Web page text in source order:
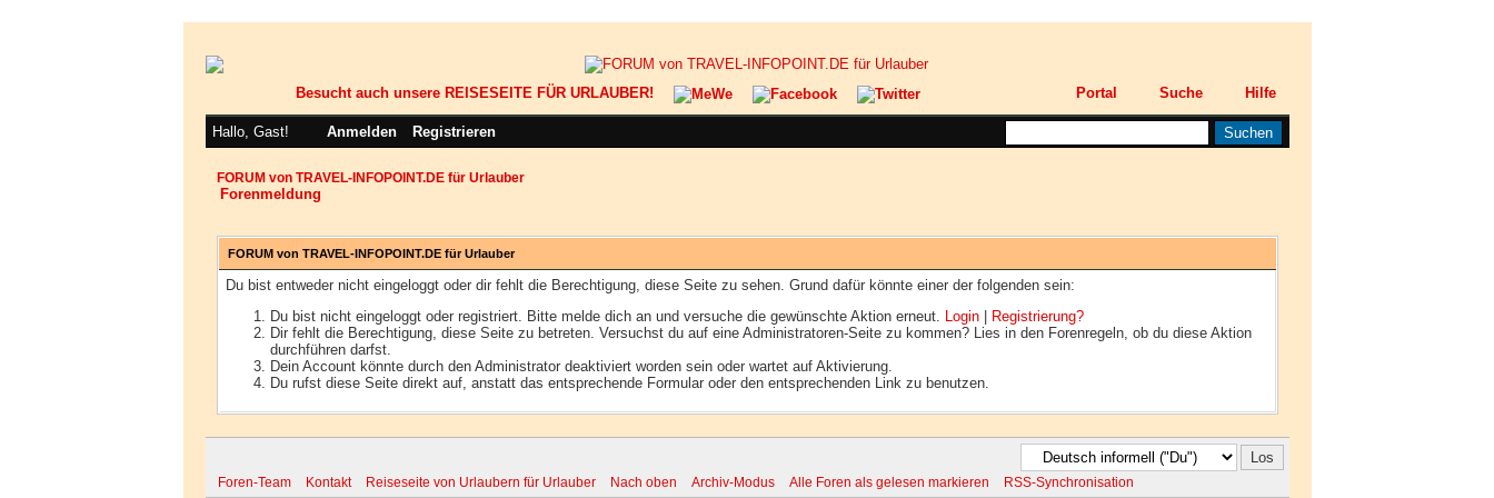
Besucht auch unsere REISESEITE FÜR URLAUBER! Portal Suche Hilfe
Hallo, Gast! Anmelden Registrieren
FORUM von TRAVEL-INFOPOINT.DE für Urlauber
Forenmeldung
FORUM von TRAVEL-INFOPOINT.DE für Urlauber
Du bist entweder nicht eingeloggt oder dir fehlt die Berechtigung, diese Seite zu sehen. Grund dafür könnte einer der folgenden sein:
Du bist nicht eingeloggt oder registriert. Bitte melde dich an und versuche die gewünschte Aktion erneut. Login| Registrierung?
Dir fehlt die Berechtigung, diese Seite zu betreten. Versuchst du auf eine Administratoren-Seite zu kommen? Lies in den Forenregeln, ob du diese Aktion
durchführen darfst.
Dein Account könnte durch den Administrator deaktiviert worden sein oder wartet auf Aktivierung.
Du rufst diese Seite direkt auf, anstatt das entsprechende Formular oder den entsprechenden Link zu benutzen.
Foren-Team Kontakt Reiseseite von Urlaubern für Urlauber Nach oben Archiv-Modus Alle Foren als gelesen markieren RSS-Synchronisation